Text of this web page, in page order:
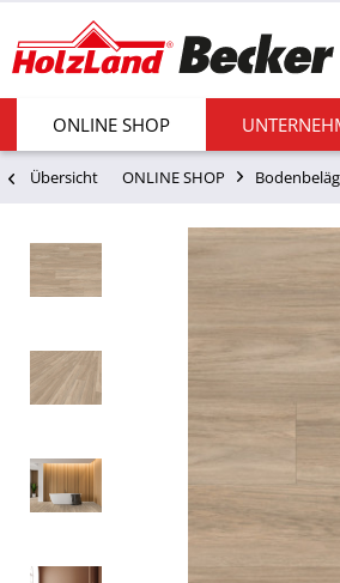
ONLINE SHOP
Übersicht ONLINE SHOP